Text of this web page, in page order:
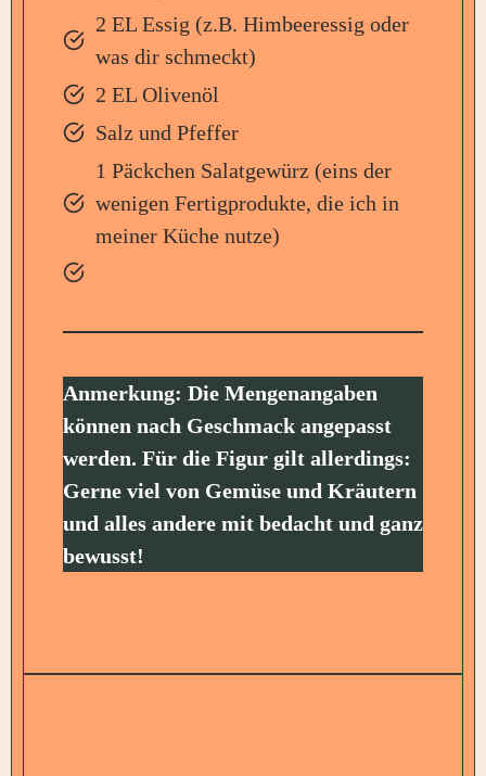
2 EL Essig (z.B. Himbeeressig oder
was dir schmeckt)
2 EL Olivenöl
Salz und Pfeffer
1 Päckchen Salatgewürz (eins der
wenigen Fertigprodukte, die ich in
meiner Küche nutze)
Anmerkung: Die Mengenangaben
können nach Geschmack angepasst
werden. Für die Figur gilt allerdings:
Gerne viel von Gemüse und Kräutern
und alles andere mit bedacht und ganz
bewusst!